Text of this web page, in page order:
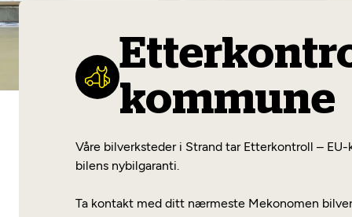
kommune
Våre bilverksteder i Strand tar Etterkontroll –
bilens nybilgaranti.
Ta kontakt med ditt nærmeste Mekonomen